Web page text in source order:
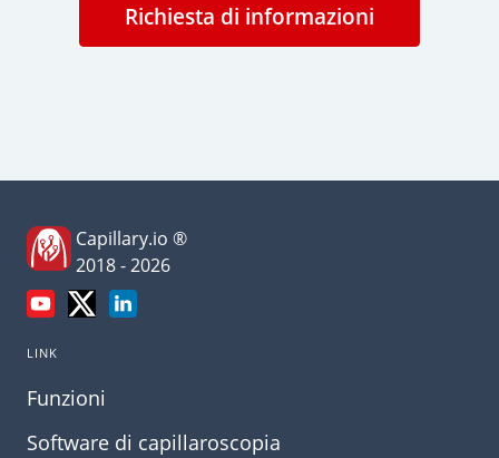
Richiesta di informazioni
Capillary.io ®
2018 - 2026
LINK
Funzioni
Software di capillaroscopia